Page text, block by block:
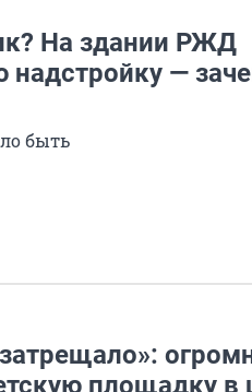
На здании РЖД
—
быть
площадку в